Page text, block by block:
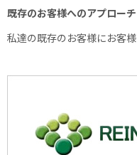
既存のお客様へのアプローチ
私達の既存のお客様にお客